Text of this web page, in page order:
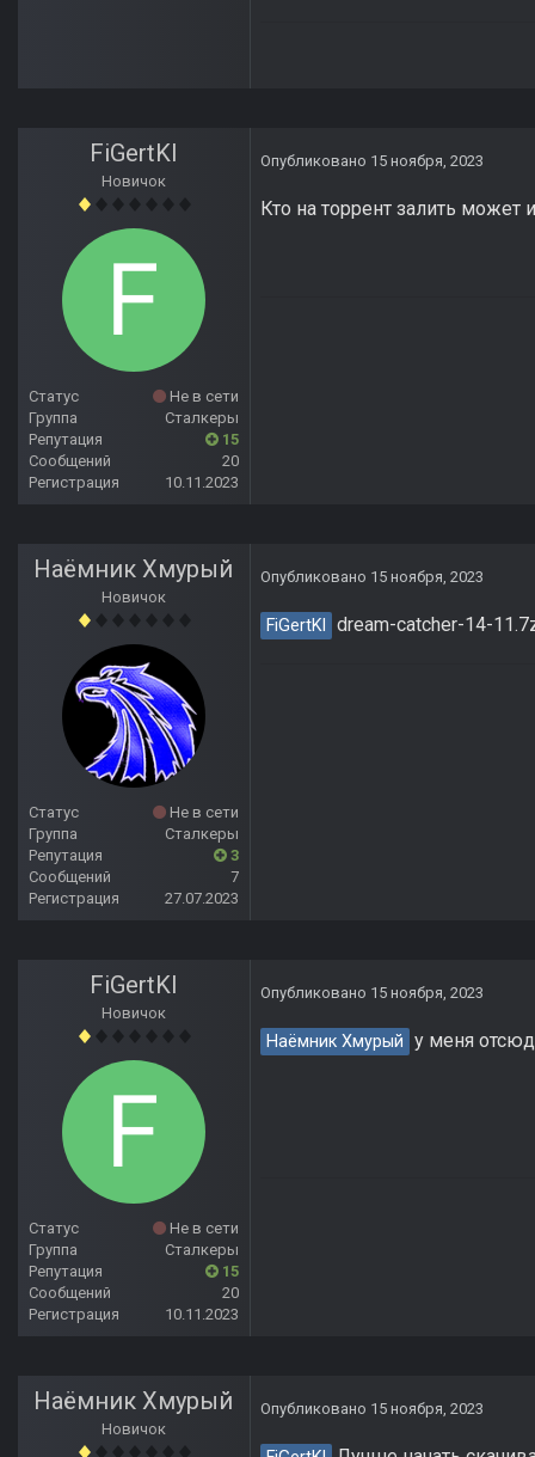
FiGertKl
Новичок
Статус
Не в сети
Группа
Сталкеры
Репутация
15
Сообщений
20
Регистрация
10.11.2023
Опубликовано 15 ноября, 2023
Кто на торрент залить может
Наёмник Хмурый
Новичок
Статус
Не в сети
Группа
Сталкеры
Репутация
3
Сообщений
7
Регистрация
27.07.2023
Опубликовано 15 ноября, 2023
FiGertKl dream-catcher-14-
FiGertKl
Новичок
Статус
Не в сети
Группа
Сталкеры
Репутация
15
Сообщений
20
Регистрация
10.11.2023
Опубликовано 15 ноября, 2023
Наёмник Хмурый у меня
Наёмник Хмурый
Новичок
Опубликовано 15 ноября, 2023